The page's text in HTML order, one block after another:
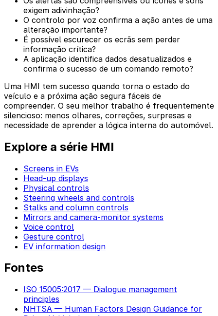
exigem adivinhação?
O controlo por voz confirma a ação antes de uma
alteração importante?
É possível escurecer os ecrãs sem perder
informação crítica?
A aplicação identifica dados desatualizados e
confirma o sucesso de um comando remoto?
Uma HMI tem sucesso quando torna o estado do
veículo e a próxima ação segura fáceis de
compreender. O seu melhor trabalho é frequentemente
silencioso: menos olhares, correções, surpresas e
necessidade de aprender a lógica interna do automóvel.
Explore a série HMI
Screens in EVs
Head-up displays
Physical controls
Steering wheels and controls
Stalks and column controls
Mirrors and camera-monitor systems
Voice control
Gesture control
EV information design
Fontes
ISO 15005:2017 — Dialogue management
principles
NHTSA — Human Factors Design Guidance for